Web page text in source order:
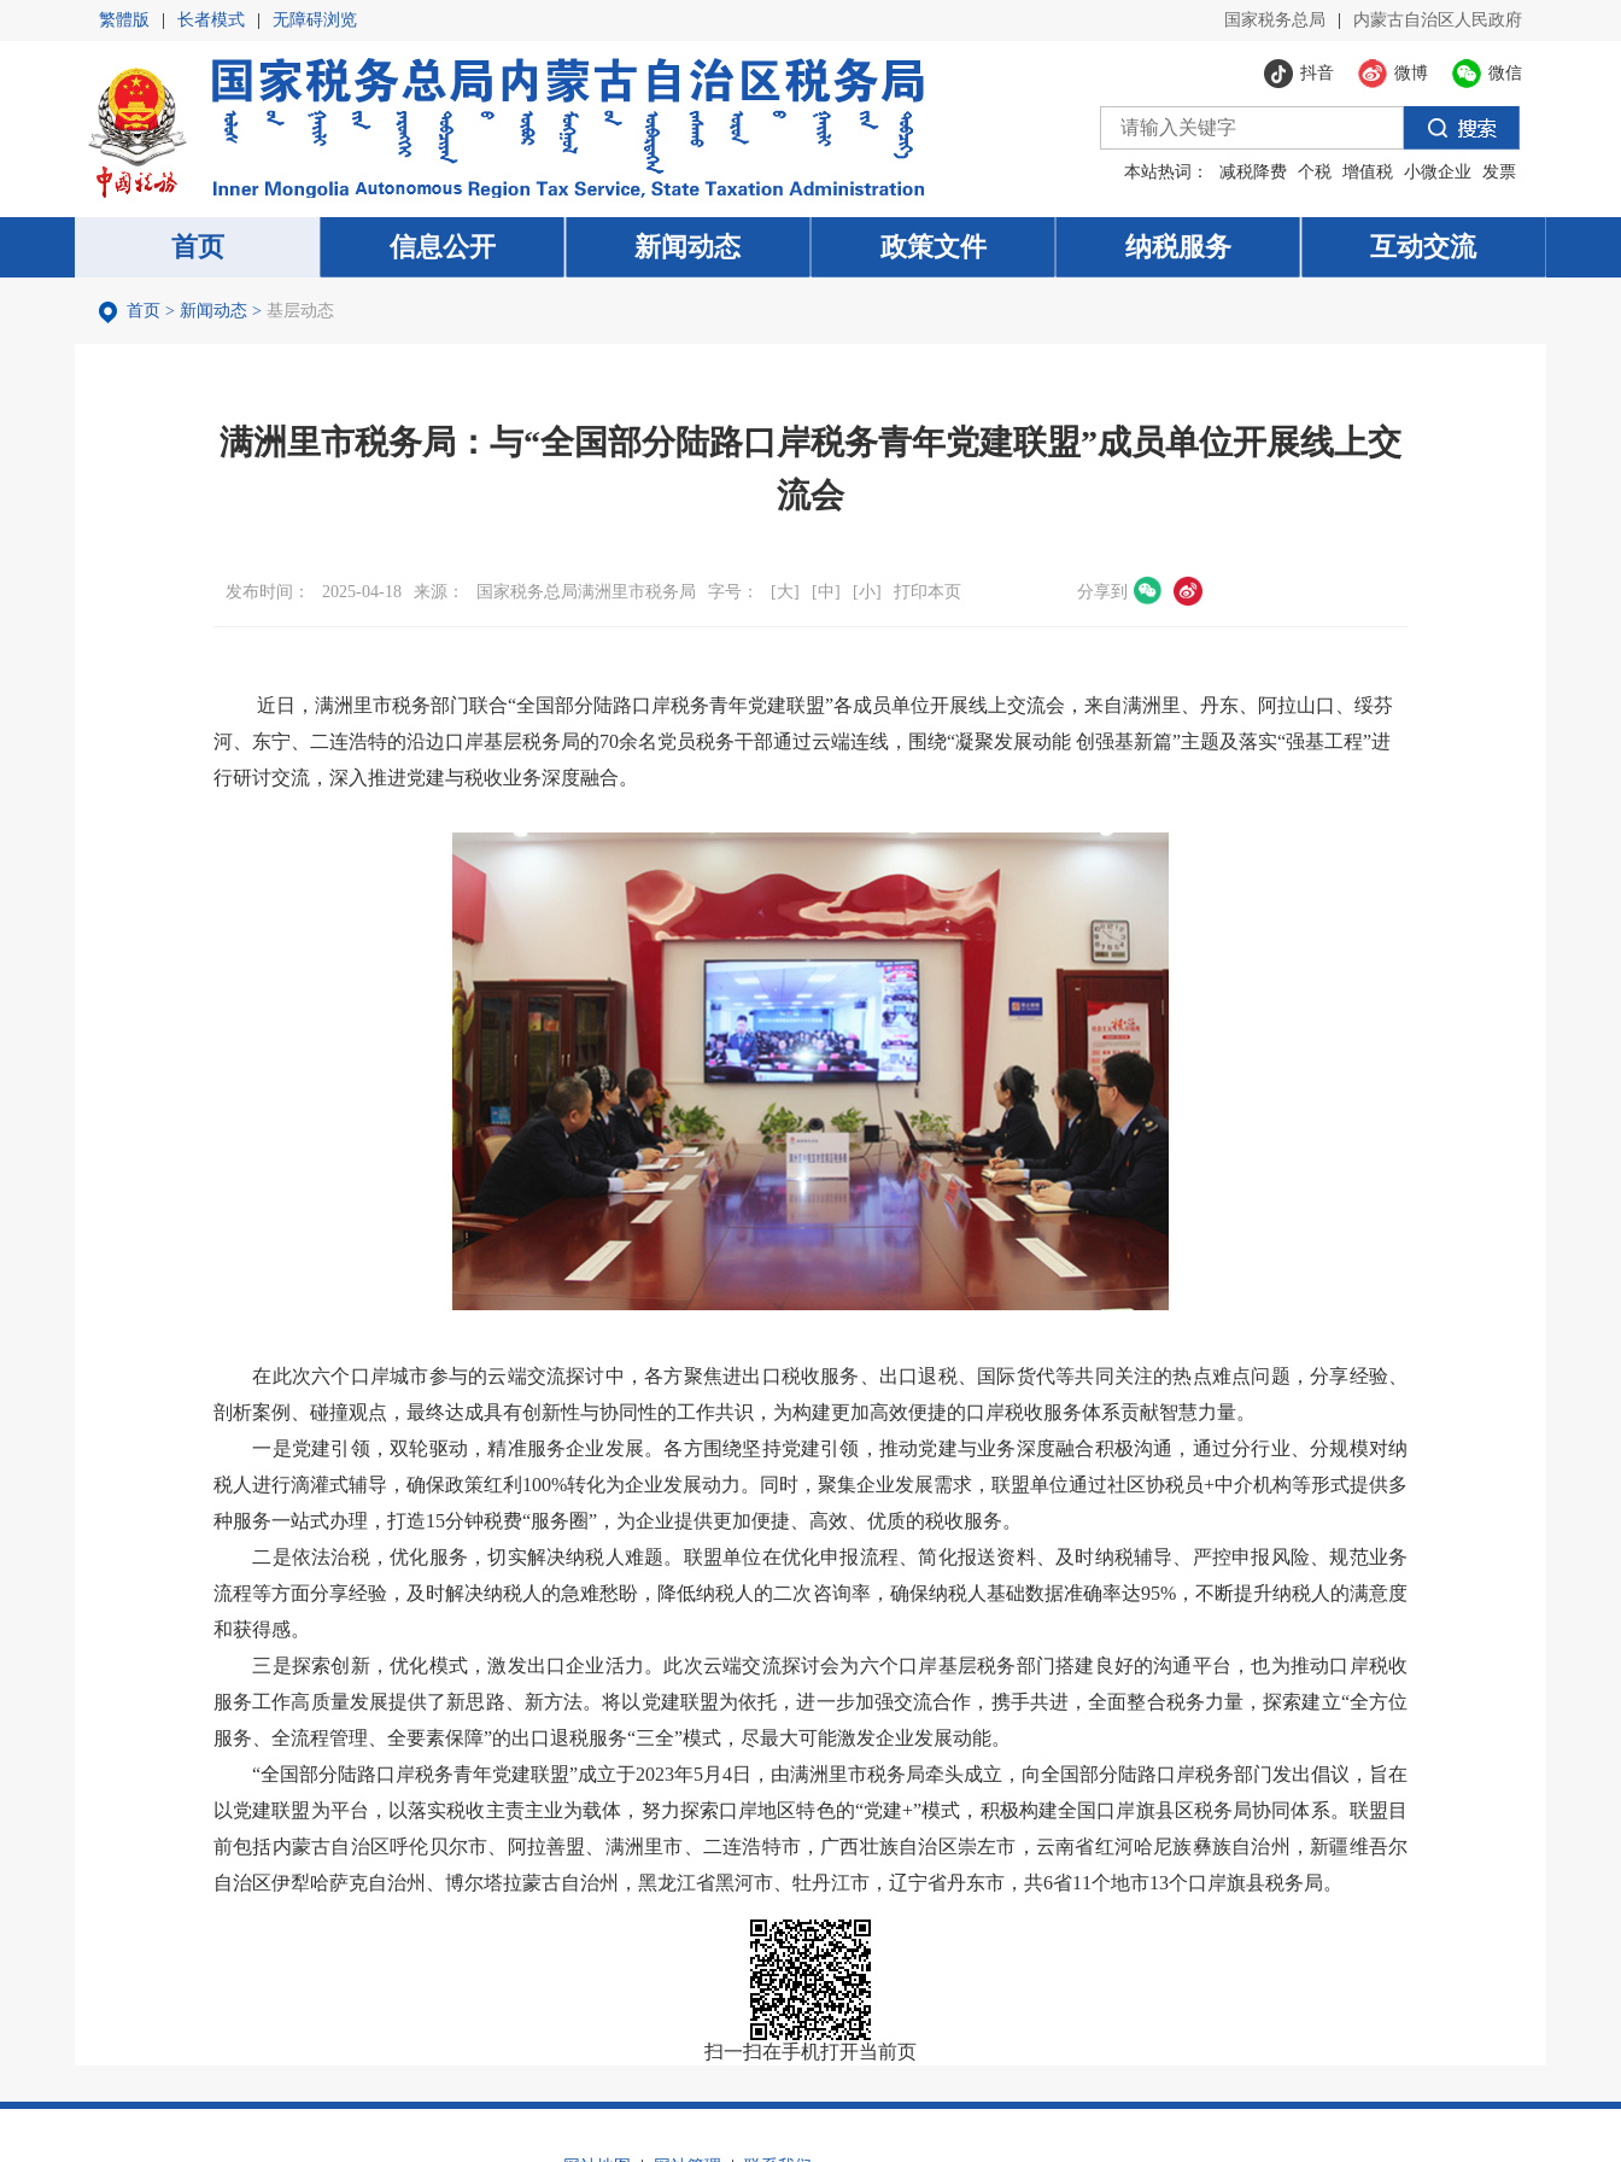
繁體版 长者模式 无障碍浏览 国家税务总局 内蒙古自治区人民政府
微信
微博
抖音
本站热词： 减税降费 个税 增值税 小微企业 发票
首页 信息公开 新闻动态 政策文件 纳税服务 互动交流
首页 信息公开 新闻动态 政策文件 纳税服务 互动交流
首页 > 新闻动态 > 基层动态
满洲里市税务局：与“全国部分陆路口岸税务青年党建联盟”成员单位开展线上交
流会
发布时间： 2025-04-18 来源： 国家税务总局满洲里市税务局 字号： [大] [中] [小] 打印本页 分享到
近日，满洲里市税务部门联合“全国部分陆路口岸税务青年党建联盟”各成员单位开展线上交流会，来自满洲里、丹东、阿拉山口、绥芬
河、东宁、二连浩特的沿边口岸基层税务局的70余名党员税务干部通过云端连线，围绕“凝聚发展动能 创强基新篇”主题及落实“强基工程”进
行研讨交流，深入推进党建与税收业务深度融合。
在此次六个口岸城市参与的云端交流探讨中，各方聚焦进出口税收服务、出口退税、国际货代等共同关注的热点难点问题，分享经验、
剖析案例、碰撞观点，最终达成具有创新性与协同性的工作共识，为构建更加高效便捷的口岸税收服务体系贡献智慧力量。
一是党建引领，双轮驱动，精准服务企业发展。各方围绕坚持党建引领，推动党建与业务深度融合积极沟通，通过分行业、分规模对纳
税人进行滴灌式辅导，确保政策红利100%转化为企业发展动力。同时，聚集企业发展需求，联盟单位通过社区协税员+中介机构等形式提供多
种服务一站式办理，打造15分钟税费“服务圈”，为企业提供更加便捷、高效、优质的税收服务。
二是依法治税，优化服务，切实解决纳税人难题。联盟单位在优化申报流程、简化报送资料、及时纳税辅导、严控申报风险、规范业务
流程等方面分享经验，及时解决纳税人的急难愁盼，降低纳税人的二次咨询率，确保纳税人基础数据准确率达95%，不断提升纳税人的满意度
和获得感。
三是探索创新，优化模式，激发出口企业活力。此次云端交流探讨会为六个口岸基层税务部门搭建良好的沟通平台，也为推动口岸税收
服务工作高质量发展提供了新思路、新方法。将以党建联盟为依托，进一步加强交流合作，携手共进，全面整合税务力量，探索建立“全方位
服务、全流程管理、全要素保障”的出口退税服务“三全”模式，尽最大可能激发企业发展动能。
“全国部分陆路口岸税务青年党建联盟”成立于2023年5月4日，由满洲里市税务局牵头成立，向全国部分陆路口岸税务部门发出倡议，旨在
以党建联盟为平台，以落实税收主责主业为载体， 努力探索口岸地区特色的“党建+”模式 ， 积极构建全国口岸旗县区税务局协同体系。联盟 目
前包括内蒙古自治区呼伦贝尔市、阿拉善盟、满洲里市、二连浩特市， 广西壮族自治区崇左市 ， 云南省红河哈尼族彝族自治州， 新疆维吾尔
自治区伊犁哈萨克自治州、博尔塔拉蒙古自治州， 黑龙江省黑河市、牡丹江市， 辽宁省丹东市 ，共6省11个地市13个口岸旗县税务局。
扫一扫在手机打开当前页